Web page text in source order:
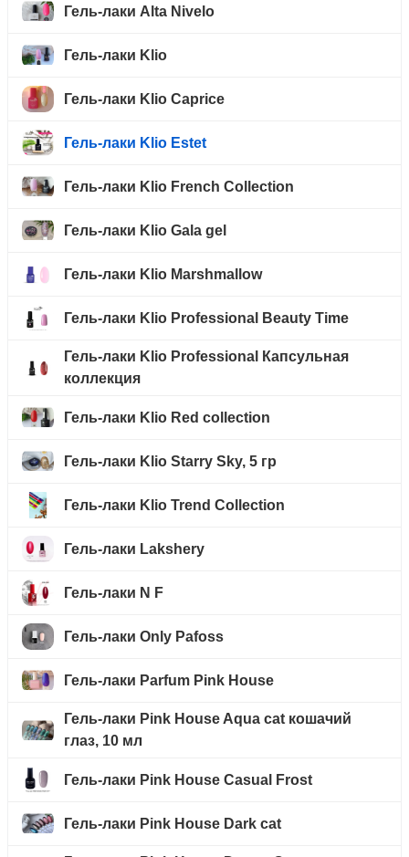
Гель-лаки Alta Nivelo
Гель-лаки Klio
Гель-лаки Klio Caprice
Гель-лаки Klio Estet
Гель-лаки Klio French Collection
Гель-лаки Klio Gala gel
Гель-лаки Klio Marshmallow
Гель-лаки Klio Professional Beauty Time
Гель-лаки Klio Professional Капсульная
коллекция
Гель-лаки Klio Red collection
Гель-лаки Klio Starry Sky, 5 гр
Гель-лаки Klio Trend Collection
Гель-лаки Lakshery
Гель-лаки N F
Гель-лаки Only Pafoss
Гель-лаки Parfum Pink House
Гель-лаки Pink House Aqua cat кошачий
глаз, 10 мл
Гель-лаки Pink House Casual Frost
Гель-лаки Pink House Dark cat